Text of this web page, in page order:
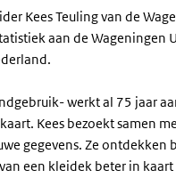
Kees Teuling van de
aan de Wageningen
werkt al 75 jaar
Kees bezoekt samen
gegevens. Ze
een kleidek beter in